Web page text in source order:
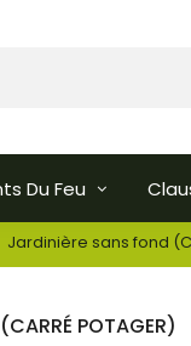
Du Feu
Jardinière sans fond
POTAGER)